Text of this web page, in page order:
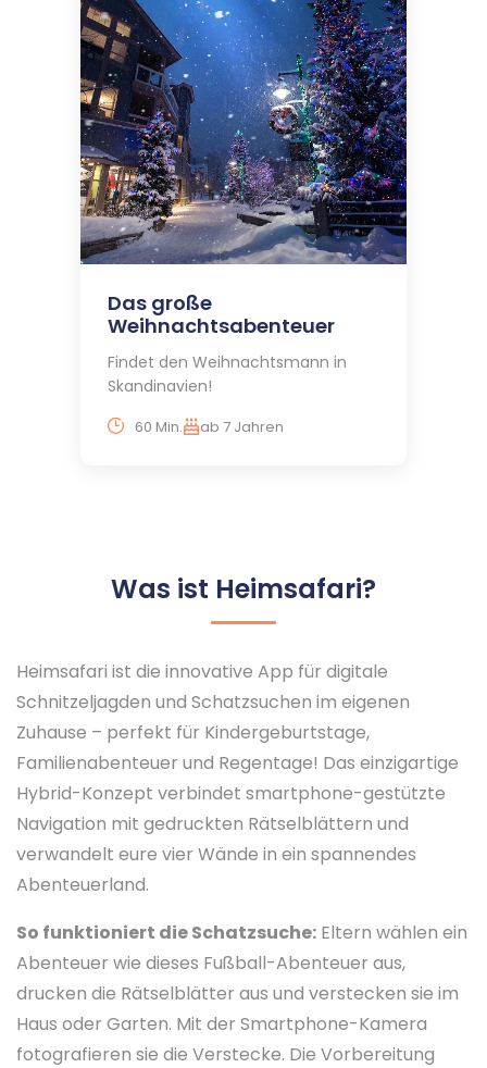
Das große
Weihnachtsabenteuer
Findet den Weihnachtsmann in
Skandinavien!
60 Min. ab 7 Jahren
Was ist Heimsafari?
Heimsafari ist die innovative App für digitale
Schnitzeljagden und Schatzsuchen im eigenen
Zuhause – perfekt für Kindergeburtstage,
Familienabenteuer und Regentage! Das einzigartige
Hybrid-Konzept verbindet smartphone-gestützte
Navigation mit gedruckten Rätselblättern und
verwandelt eure vier Wände in ein spannendes
Abenteuerland.
So funktioniert die Schatzsuche: Eltern wählen ein
Abenteuer wie dieses Fußball-Abenteuer aus,
drucken die Rätselblätter aus und verstecken sie im
Haus oder Garten. Mit der Smartphone-Kamera
fotografieren sie die Verstecke. Die Vorbereitung